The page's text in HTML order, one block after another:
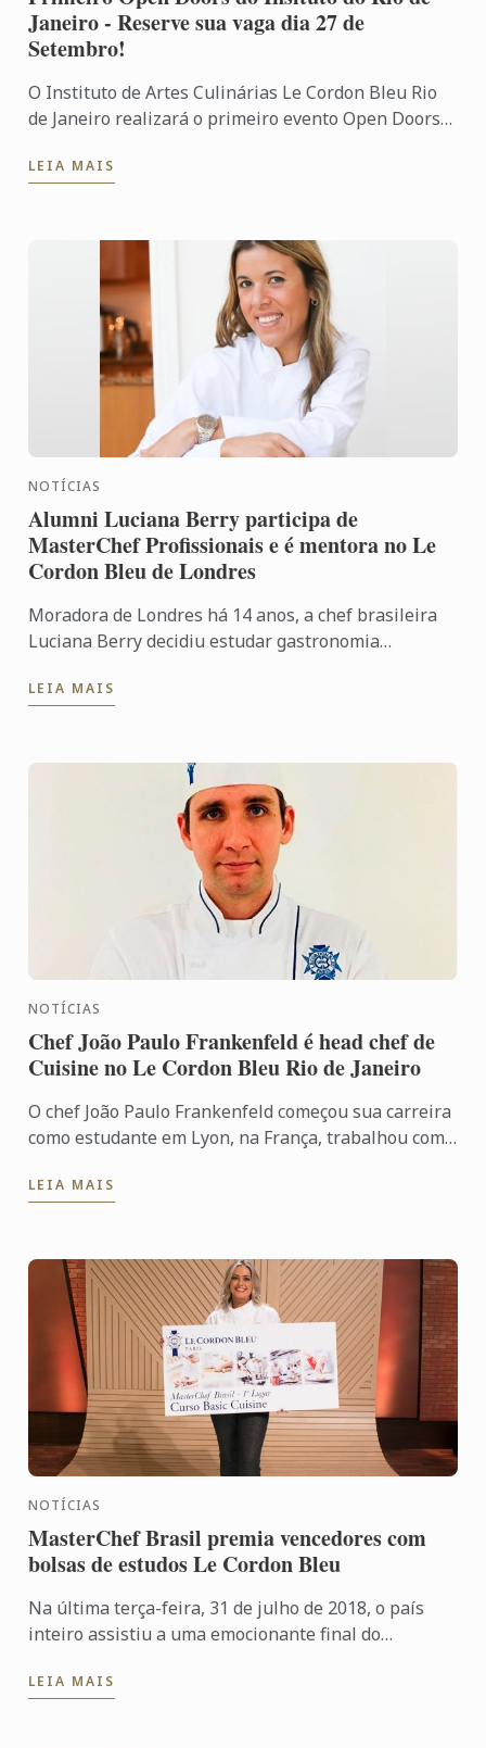
Janeiro - Reserve sua vaga dia 27 de
Setembro!
O Instituto de Artes Culinárias Le Cordon Bleu Rio
de Janeiro realizará o primeiro evento Open Doors
...
LEIA MAIS
NOTÍCIAS
Alumni Luciana Berry participa de
MasterChef Profissionais e é mentora no Le
Cordon Bleu de Londres
Moradora de Londres há 14 anos, a chef brasileira
Luciana Berry decidiu estudar gastronomia
cozinhar. Não ...
LEIA MAIS
NOTÍCIAS
Chef João Paulo Frankenfeld é head chef de
Cuisine no Le Cordon Bleu Rio de Janeiro
O chef João Paulo Frankenfeld começou sua carreira
como estudante em Lyon, na França, trabalhou como
Estados Unidos ...
LEIA MAIS
NOTÍCIAS
MasterChef Brasil premia vencedores com
bolsas de estudos Le Cordon Bleu
Na última terça-feira, 31 de julho de 2018, o país
inteiro assistiu a uma emocionante final do
Antonia Russi e ...
LEIA MAIS